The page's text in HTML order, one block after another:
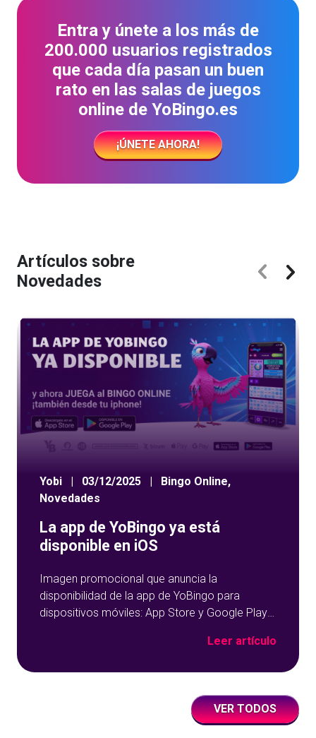
Entra y únete a los más de
200.000 usuarios registrados
que cada día pasan un buen
rato en las salas de juegos
online de YoBingo.es
¡ÚNETE AHORA!
Artículos sobre
Novedades
Yobi 03/12/2025 Bingo Online,
Novedades
La app de YoBingo ya está
disponible en iOS
Imagen promocional que anuncia la
disponibilidad de la app de YoBingo para
dispositivos móviles: App Store y Google Play
Leer artículo
VER TODOS